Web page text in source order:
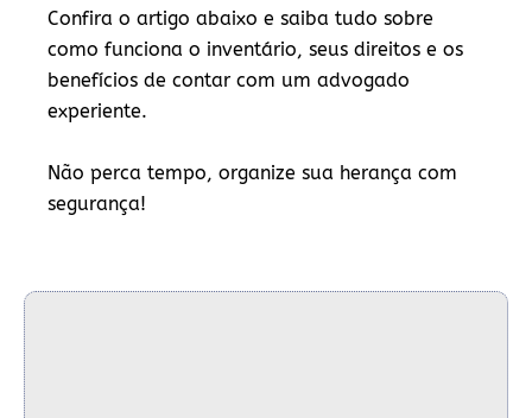
Confira o artigo abaixo e saiba tudo sobre
como funciona o inventário, seus direitos e os
benefícios de contar com um advogado
experiente.
Não perca tempo, organize sua herança com
segurança!